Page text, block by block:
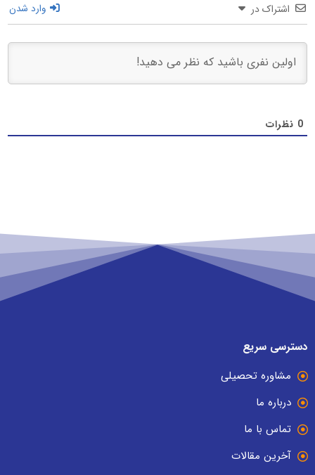
اشتراک در وارد شدن
0 نظرات
دسترسی سریع
مشاوره تحصیلی
درباره ما
تماس با ما
آخرین مقالات